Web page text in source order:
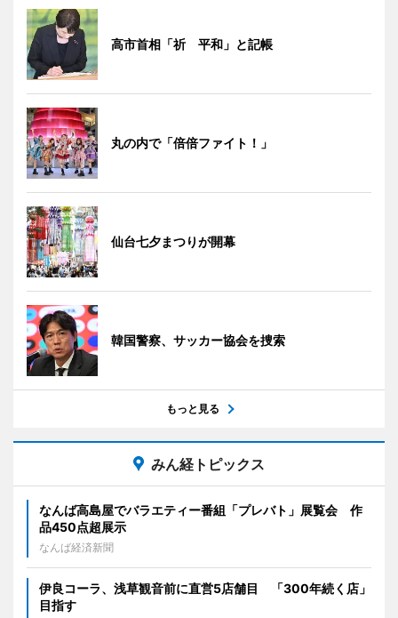
高市首相「祈 平和」と記帳
丸の内で「倍倍ファイト！」
仙台七夕まつりが開幕
韓国警察、サッカー協会を捜索
もっと見る
みん経トピックス
なんば高島屋でバラエティー番組「プレバト」展覧会 作
品450点超展示
なんば経済新聞
伊良コーラ、浅草観音前に直営5店舗目 「300年続く店」
目指す